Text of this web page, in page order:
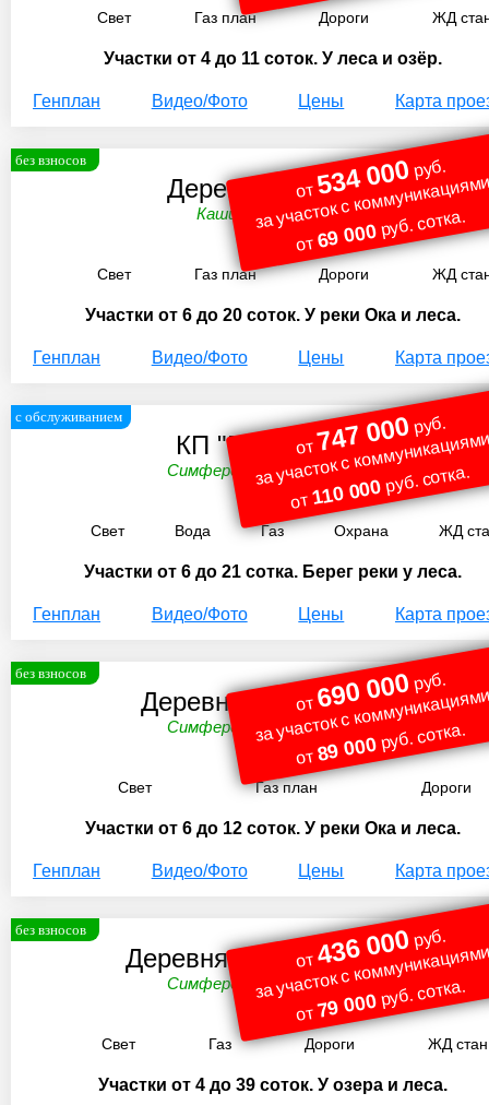
Свет Газ план Дороги ЖД
Участки от 4 до 11 соток. У леса и озёр.
Генплан Видео/Фото Цены Карта
без взносов
Деревня Елькино
Каширское ш. 73 км.
от534 000руб.
за участок с
от69 000руб. сотка.
Свет Газ план Дороги ЖД
Участки от 6 до 20 соток. У реки Ока и леса.
Генплан Видео/Фото Цены Карта
с обслуживанием
КП "Берег Удач"
Симферопольское ш. 74 км.
от747 000руб.
за участок с
от110 000руб. сотка.
Свет Вода Газ Охрана ЖД
Участки от 6 до 21 сотка. Берег реки у леса.
Генплан Видео/Фото Цены Карта
без взносов
Деревня Прончищево
Симферопольское ш. 75 км.
от690 000руб.
за участок с
от89 000руб. сотка.
Свет Газ план Дороги
Участки от 6 до 12 соток. У реки Ока и леса.
Генплан Видео/Фото Цены Карта
без взносов
Деревня Александровка
Симферопольское ш. 84 км.
от436 000руб.
за участок с
от79 000руб. сотка.
Свет Газ Дороги ЖД стан
Участки от 4 до 39 соток. У озера и леса.